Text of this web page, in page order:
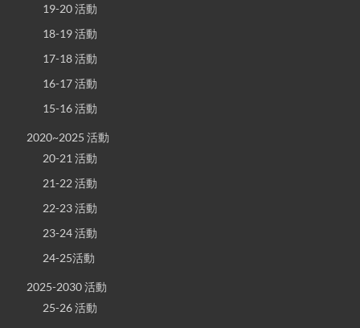
19-20 活動
18-19 活動
17-18 活動
16-17 活動
15-16 活動
2020~2025 活動
20-21 活動
21-22 活動
22-23 活動
23-24 活動
24-25活動
2025-2030 活動
25-26 活動